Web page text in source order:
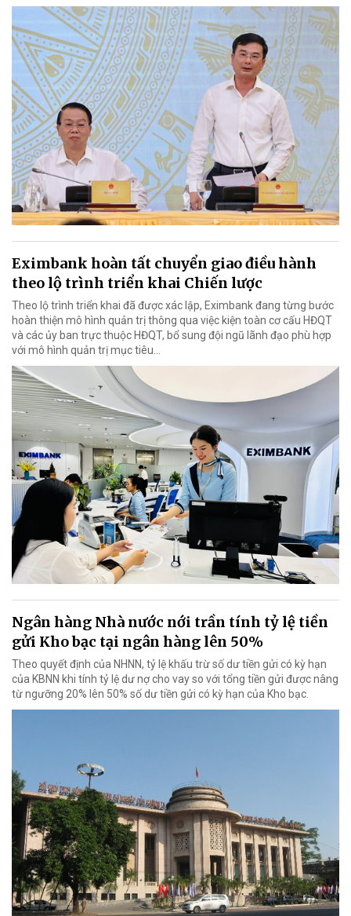
Eximbank hoàn tất chuyển giao điều hành
theo lộ trình triển khai Chiến lược
Theo lộ trình triển khai đã được xác lập, Eximbank đang từng bước
hoàn thiện mô hình quản trị thông qua việc kiện toàn cơ cấu HĐQT
và các ủy ban trực thuộc HĐQT, bổ sung đội ngũ lãnh đạo phù hợp
với mô hình quản trị mục tiêu...
Ngân hàng Nhà nước nới trần tính tỷ lệ tiền
gửi Kho bạc tại ngân hàng lên 50%
Theo quyết định của NHNN, tỷ lệ khấu trừ số dư tiền gửi có kỳ hạn
của KBNN khi tính tỷ lệ dư nợ cho vay so với tổng tiền gửi được nâng
từ ngưỡng 20% lên 50% số dư tiền gửi có kỳ hạn của Kho bạc.